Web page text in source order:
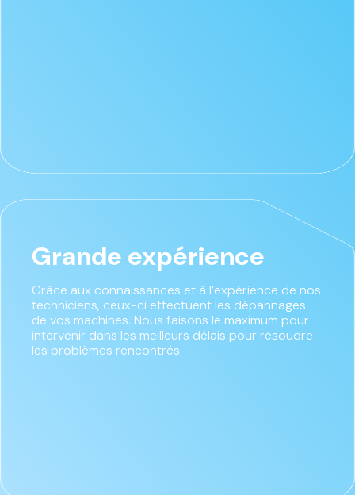
Grande expérience
Grâce aux connaissances et à l’expérience de nos
techniciens, ceux-ci effectuent les dépannages
de vos machines. Nous faisons le maximum pour
intervenir dans les meilleurs délais pour résoudre
les problèmes rencontrés.